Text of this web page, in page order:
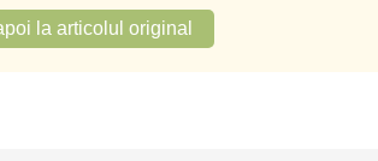
la articolul original